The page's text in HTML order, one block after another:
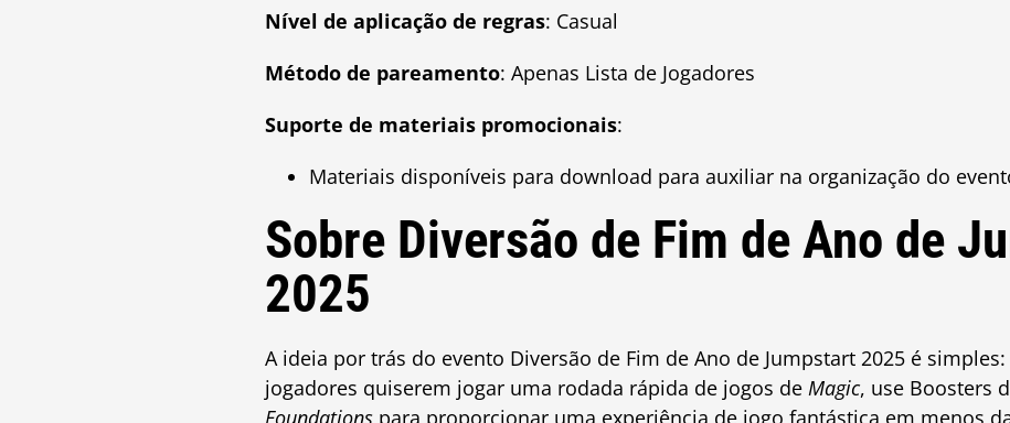
Nível de aplicação de regras: Casual
Método de pareamento: Apenas Lista de Jogadores
Suporte de materiais promocionais:
Materiais disponíveis para download para auxiliar na organização do
Sobre Diversão de Fim de Ano de
2025
A ideia por trás do evento Diversão de Fim de Ano de Jumpstart 2025 é
jogadores quiserem jogar uma rodada rápida de jogos de Magic, use Boosters
Foundations para proporcionar uma experiência de jogo fantástica em menos